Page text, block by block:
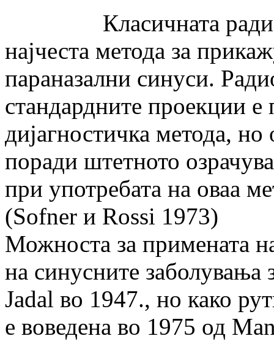
Класичната
најчеста метода за
параназални синуси.
стандардните проекции
дијагностичка метода,
поради штетното
при употребата на оваа
(Sofner и Rossi 1973)
Можноста за примената
на синусните заболувања
Jadal во 1947., но како
е воведена во 1975 од